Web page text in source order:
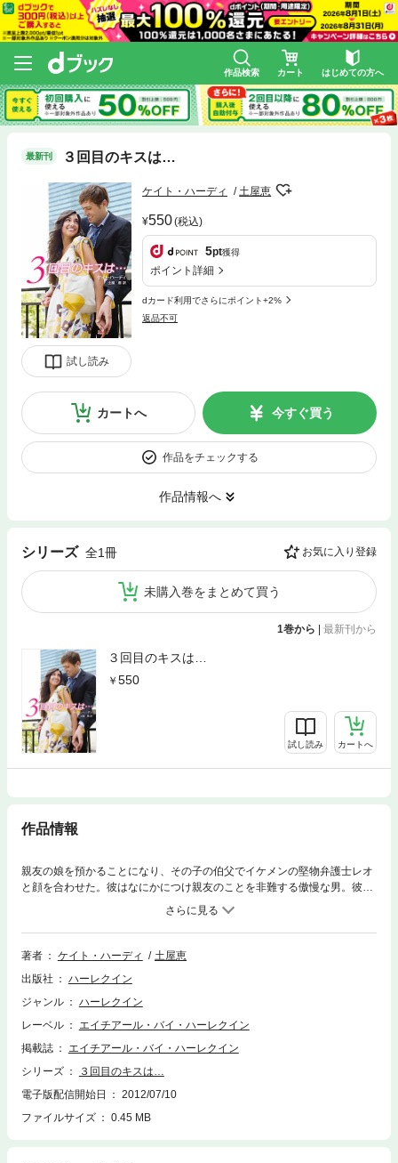
作品検索 カート はじめての方へ
最新刊 ３回目のキスは…
試し読み
ケイト・ハーディ 土屋恵
550(税込)
5pt獲得
ポイント詳細
dカード利用でさらにポイント+2%
返品不可
カートへ 今すぐ買う
作品をチェックする
作品情報へ
シリーズ 全1冊 お気に入り登録
未購入巻をまとめて買う
1巻から | 最新刊から
３回目のキスは…
550
試し読み カートへ
作品情報
親友の娘を預かることになり、その子の伯父でイケメンの堅物弁護士レオ
と顔を合わせた。彼はなにかにつけ親友のことを非難する傲慢な男。彼の
ほうも、わたしのことを信頼できない自由人と思いこんで嫌っている。な
のに、住む世界が違うと思っていた彼のことを知るうち、イメージとはギ
ャップのある内面に惹かれてしまい……。先入観を乗り越えて動きだした
恋には、まさかのどんでん返しが待っていた!? 自分とは違うタイプの相
説。■本書は、2009年4月に小社より刊行された『三度目のキスは…』を
改題・再編集したものです。
著者 ケイト・ハーディ
土屋恵
出版社
ハーレクイン
ジャンル
ハーレクイン
レーベル
エイチアール・バイ・ハーレクイン
掲載誌
エイチアール・バイ・ハーレクイン
シリーズ
３回目のキスは…
電子版配信開始日
2012/07/10
ファイルサイズ
0.45 MB